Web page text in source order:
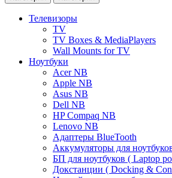
Телевизоры
TV
TV Boxes & MediaPlayers
Wall Mounts for TV
Ноутбуки
Acer NB
Apple NB
Asus NB
Dell NB
HP Compaq NB
Lenovo NB
Адаптеры BlueTooth
Аккумуляторы для
БП для ноутбуков ( Laptop
Докстанции ( Docking &